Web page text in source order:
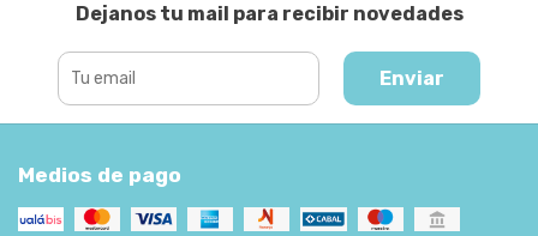
Dejanos tu mail para recibir novedades
Enviar
Medios de pago